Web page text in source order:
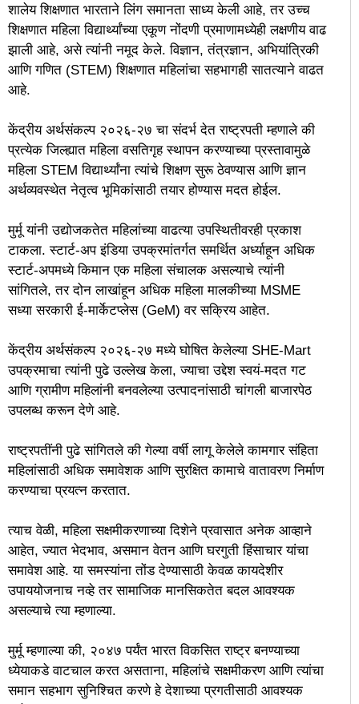
शालेय शिक्षणात भारताने लिंग समानता साध्य केली आहे, तर उच्च
शिक्षणात महिला विद्यार्थ्यांच्या एकूण नोंदणी प्रमाणामध्येही लक्षणीय वाढ
झाली आहे, असे त्यांनी नमूद केले. विज्ञान, तंत्रज्ञान, अभियांत्रिकी
आणि गणित (STEM) शिक्षणात महिलांचा सहभागही सातत्याने वाढत
आहे.
केंद्रीय अर्थसंकल्प २०२६-२७ चा संदर्भ देत राष्ट्रपती म्हणाले की
प्रत्येक जिल्ह्यात महिला वसतिगृह स्थापन करण्याच्या प्रस्तावामुळे
महिला STEM विद्यार्थ्यांना त्यांचे शिक्षण सुरू ठेवण्यास आणि ज्ञान
अर्थव्यवस्थेत नेतृत्व भूमिकांसाठी तयार होण्यास मदत होईल.
मुर्मू यांनी उद्योजकतेत महिलांच्या वाढत्या उपस्थितीवरही प्रकाश
टाकला. स्टार्ट-अप इंडिया उपक्रमांतर्गत समर्थित अर्ध्याहून अधिक
स्टार्ट-अपमध्ये किमान एक महिला संचालक असल्याचे त्यांनी
सांगितले, तर दोन लाखांहून अधिक महिला मालकीच्या MSME
सध्या सरकारी ई-मार्केटप्लेस (GeM) वर सक्रिय आहेत.
केंद्रीय अर्थसंकल्प २०२६-२७ मध्ये घोषित केलेल्या SHE-Mart
उपक्रमाचा त्यांनी पुढे उल्लेख केला, ज्याचा उद्देश स्वयं-मदत गट
आणि ग्रामीण महिलांनी बनवलेल्या उत्पादनांसाठी चांगली बाजारपेठ
उपलब्ध करून देणे आहे.
राष्ट्रपतींनी पुढे सांगितले की गेल्या वर्षी लागू केलेले कामगार संहिता
महिलांसाठी अधिक समावेशक आणि सुरक्षित कामाचे वातावरण निर्माण
करण्याचा प्रयत्न करतात.
त्याच वेळी, महिला सक्षमीकरणाच्या दिशेने प्रवासात अनेक आव्हाने
आहेत, ज्यात भेदभाव, असमान वेतन आणि घरगुती हिंसाचार यांचा
समावेश आहे. या समस्यांना तोंड देण्यासाठी केवळ कायदेशीर
उपाययोजनाच नव्हे तर सामाजिक मानसिकतेत बदल आवश्यक
असल्याचे त्या म्हणाल्या.
मुर्मू म्हणाल्या की, २०४७ पर्यंत भारत विकसित राष्ट्र बनण्याच्या
ध्येयाकडे वाटचाल करत असताना, महिलांचे सक्षमीकरण आणि त्यांचा
समान सहभाग सुनिश्चित करणे हे देशाच्या प्रगतीसाठी आवश्यक